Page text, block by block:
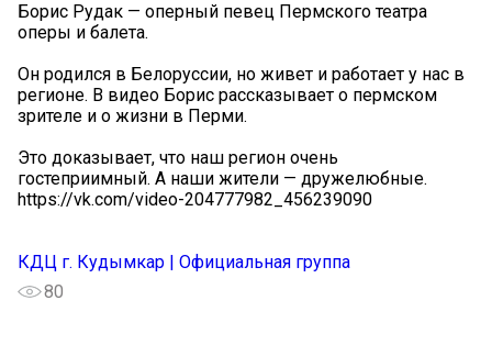
Борис Рудак — оперный певец Пермского театра
оперы и балета.
Он родился в Белоруссии, но живет и работает у нас в
регионе. В видео Борис рассказывает о пермском
зрителе и о жизни в Перми.
Это доказывает, что наш регион очень
гостеприимный. А наши жители — дружелюбные.
https://vk.com/video-204777982_456239090
КДЦ г. Кудымкар | Официальная группа
80